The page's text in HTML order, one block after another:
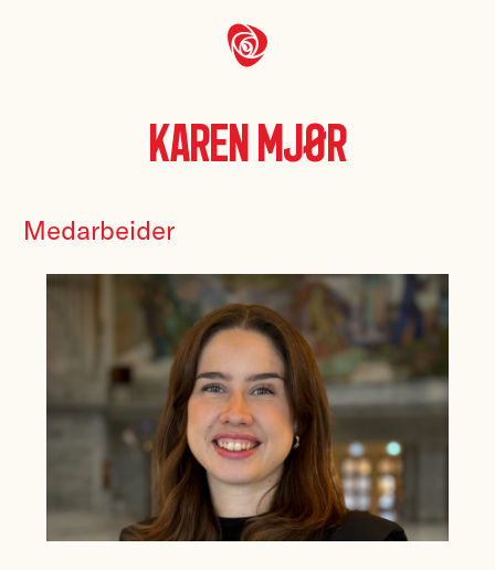
Karen Mjør
Medarbeider